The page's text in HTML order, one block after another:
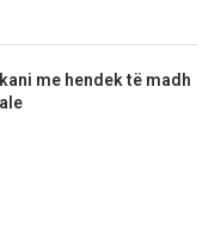
me hendek të madh